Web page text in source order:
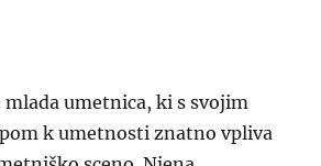
mlada umetnica, ki s svojim
k umetnosti znatno vpliva